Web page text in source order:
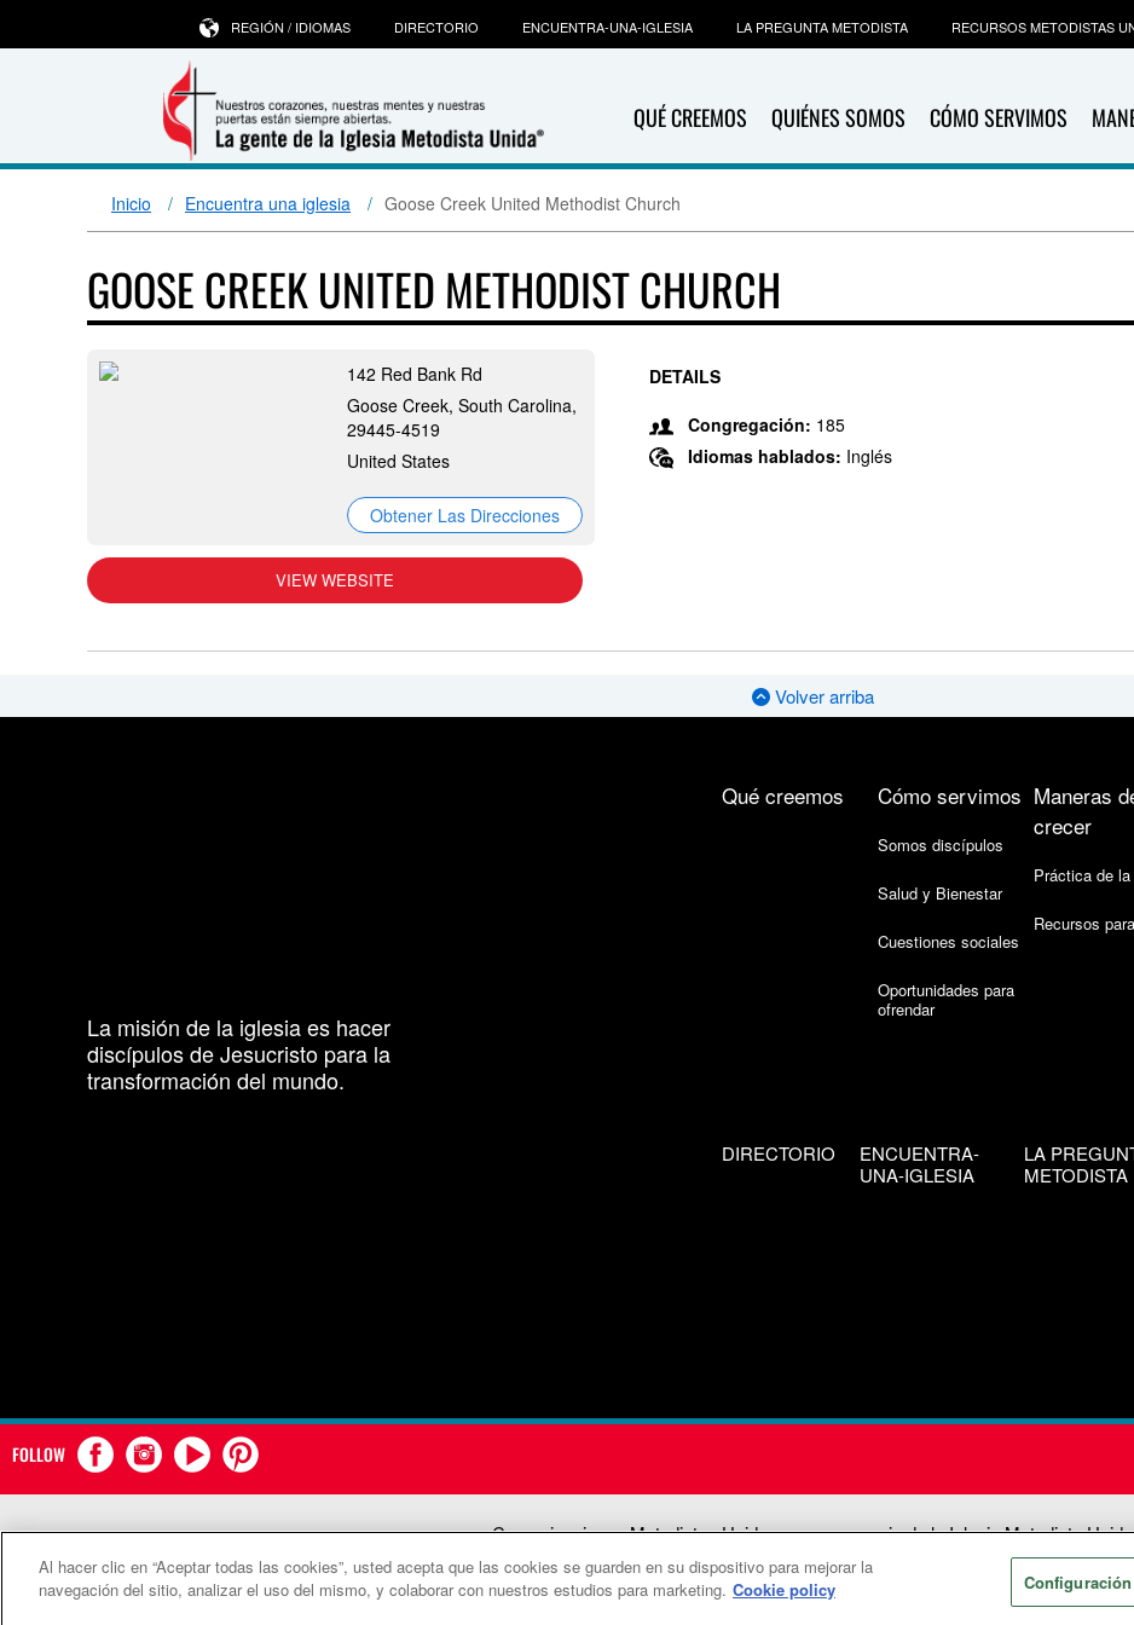
QUÉ CREEMOS QUIÉNES SOMOS CÓMO SERVIMOS
REGIÓN / IDIOMAS DIRECTORIO ENCUENTRA-UNA-IGLESIA LA PREGUNTA METODISTA RECURSOS METODISTAS
Inicio Encuentra una iglesia Goose Creek United Methodist Church
GOOSE CREEK UNITED METHODIST CHURCH
142 Red Bank Rd
Goose Creek, South Carolina,
29445-4519
United States
Obtener Las Direcciones
VIEW WEBSITE
DETAILS
Congregación: 185
Idiomas hablados: Inglés
Volver arriba
La misión de la iglesia es hacer
discípulos de Jesucristo para la
transformación del mundo.
Qué creemos Cómo servimos
Somos discípulos
Salud y Bienestar
Cuestiones sociales
Oportunidades para
ofrendar
Maneras
crecer
Práctica de
Recursos
DIRECTORIO
ENCUENTRA-
UNA-IGLESIA
LA
METODISTA
FOLLOW
Comunicaciones Metodistas Unidas es una agencia de la Iglesia Metodista Unida
©2026 Comunicaciones Metodistas Unidas. Reservados todos los derechos
Al hacer clic en “Aceptar todas las cookies”, usted acepta que las cookies se guarden en su dispositivo para mejorar la
navegación del sitio, analizar el uso del mismo, y colaborar con nuestros estudios para marketing. Cookie policy